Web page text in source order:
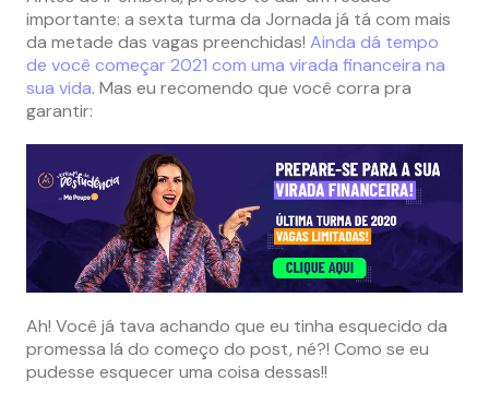
importante: a sexta turma da Jornada já tá com mais
da metade das vagas preenchidas! Ainda dá tempo
de você começar 2021 com uma virada financeira na
sua vida. Mas eu recomendo que você corra pra
garantir:
Ah! Você já tava achando que eu tinha esquecido da
promessa lá do começo do post, né?! Como se eu
pudesse esquecer uma coisa dessas!!